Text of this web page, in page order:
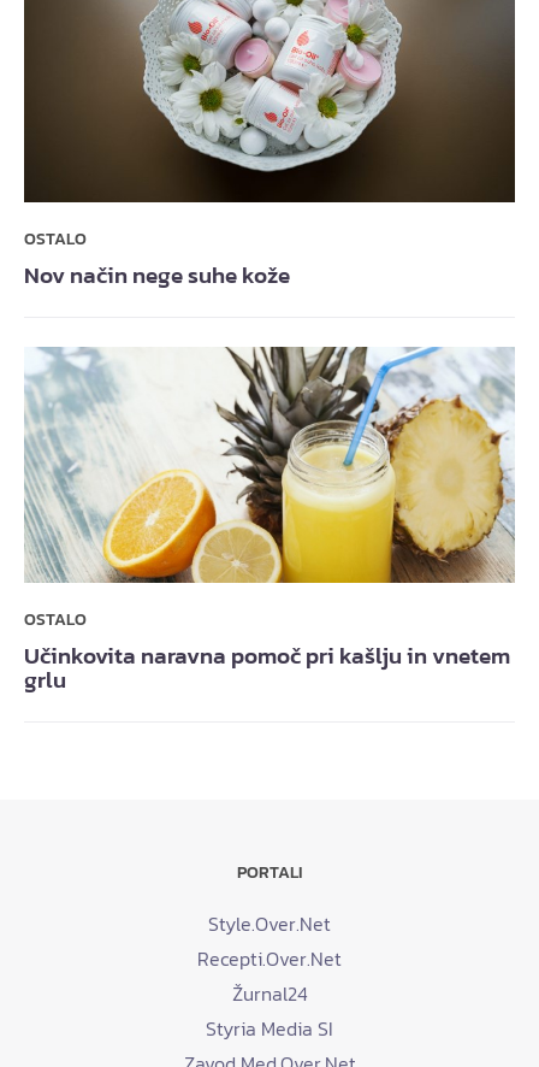
OSTALO
Nov način nege suhe kože
OSTALO
Učinkovita naravna pomoč pri kašlju in vnetem
grlu
PORTALI
Style.Over.Net
Recepti.Over.Net
Žurnal24
Styria Media SI